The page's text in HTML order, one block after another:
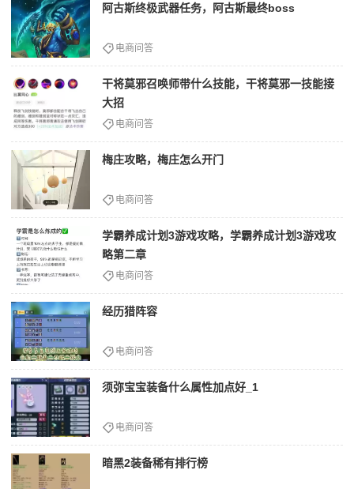
阿古斯终极武器任务，阿古斯最终boss
电商问答
干将莫邪召唤师带什么技能，干将莫邪一技能接
大招
电商问答
梅庄攻略，梅庄怎么开门
电商问答
学霸养成计划3游戏攻略，学霸养成计划3游戏攻
略第二章
电商问答
经历猎阵容
电商问答
须弥宝宝装备什么属性加点好_1
电商问答
暗黑2装备稀有排行榜